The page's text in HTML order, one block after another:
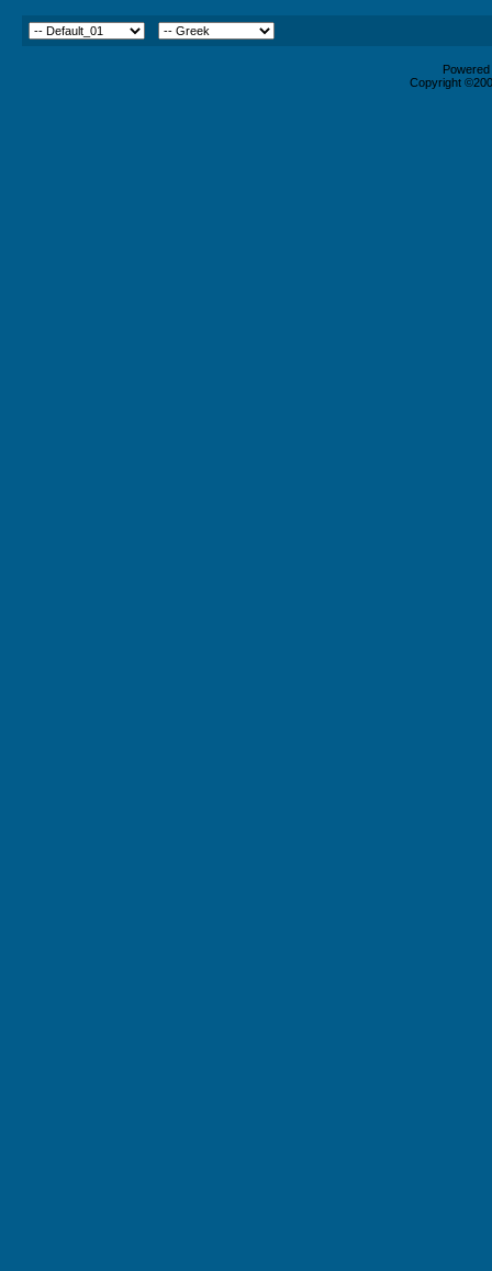
Copyright